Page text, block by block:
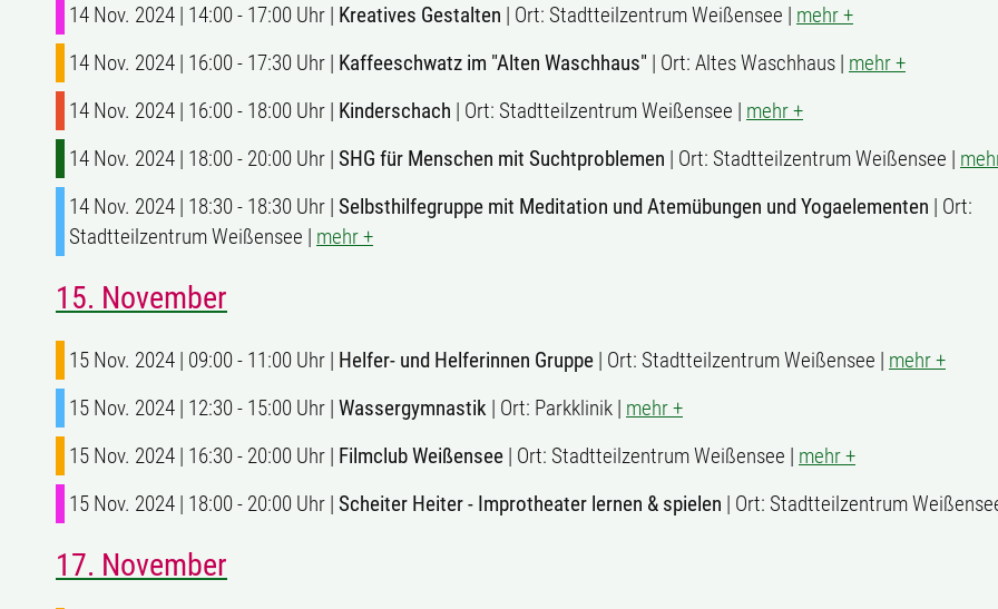
14 Nov. 2024 | 14:00 - 17:00 Uhr | Kreatives Gestalten | Ort: Stadtteilzentrum Weißensee | mehr +
14 Nov. 2024 | 16:00 - 17:30 Uhr | Kaffeeschwatz im "Alten Waschhaus" | Ort: Altes Waschhaus | mehr +
14 Nov. 2024 | 16:00 - 18:00 Uhr | Kinderschach | Ort: Stadtteilzentrum Weißensee | mehr +
14 Nov. 2024 | 18:00 - 20:00 Uhr | SHG für Menschen mit Suchtproblemen | Ort: Stadtteilzentrum Weißensee |
14 Nov. 2024 | 18:30 - 18:30 Uhr | Selbsthilfegruppe mit Meditation und Atemübungen und Yogaelementen | Ort:
Stadtteilzentrum Weißensee | mehr +
15. November
15 Nov. 2024 | 09:00 - 11:00 Uhr | Helfer- und Helferinnen Gruppe | Ort: Stadtteilzentrum Weißensee | mehr +
15 Nov. 2024 | 12:30 - 15:00 Uhr | Wassergymnastik | Ort: Parkklinik | mehr +
15 Nov. 2024 | 16:30 - 20:00 Uhr | Filmclub Weißensee | Ort: Stadtteilzentrum Weißensee | mehr +
15 Nov. 2024 | 18:00 - 20:00 Uhr | Scheiter Heiter - Improtheater lernen & spielen | Ort: Stadtteilzentrum
17. November